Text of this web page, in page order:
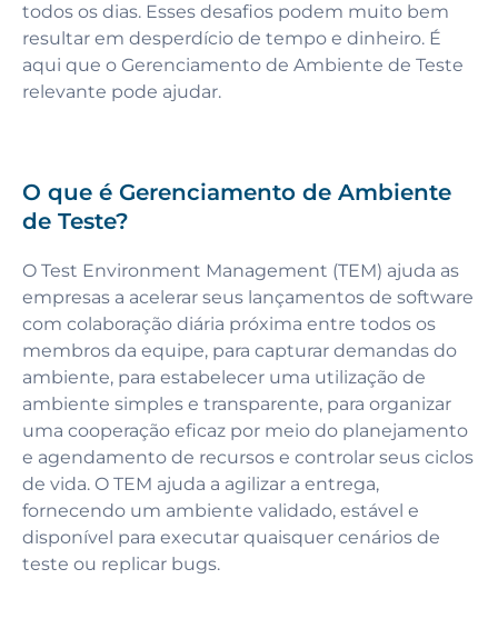
todos os dias. Esses desafios podem muito bem
resultar em desperdício de tempo e dinheiro. É
aqui que o Gerenciamento de Ambiente de Teste
relevante pode ajudar.
O que é Gerenciamento de Ambiente
de Teste?
O Test Environment Management (TEM) ajuda as
empresas a acelerar seus lançamentos de software
com colaboração diária próxima entre todos os
membros da equipe, para capturar demandas do
ambiente, para estabelecer uma utilização de
ambiente simples e transparente, para organizar
uma cooperação eficaz por meio do planejamento
e agendamento de recursos e controlar seus ciclos
de vida. O TEM ajuda a agilizar a entrega,
fornecendo um ambiente validado, estável e
disponível para executar quaisquer cenários de
teste ou replicar bugs.